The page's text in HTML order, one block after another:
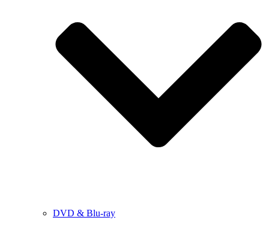
DVD & Blu-ray